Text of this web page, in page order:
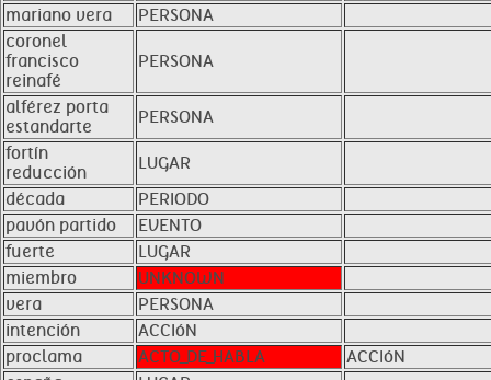
mariano vera
PERSONA
coronel
francisco
reinafé
PERSONA
alférez porta
estandarte
PERSONA
fortín
reducción
LUGAR
década
PERIODO
pavón partido
EVENTO
fuerte
LUGAR
miembro
UNKNOWN
vera
PERSONA
intención
ACCIóN
proclama
ACTO_DE_HABLA
ACCIóN